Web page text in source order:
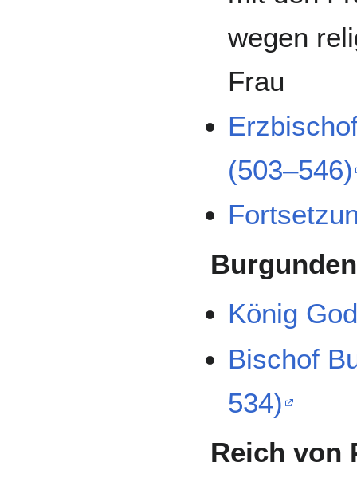
wegen
Frau
(503–546)
Burgunden
König
Bischof
534)
Reich von